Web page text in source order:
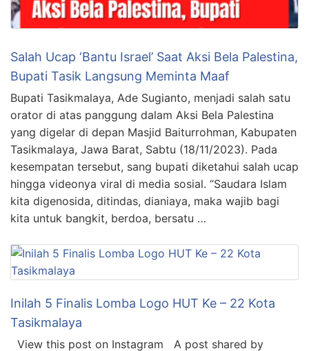
Salah Ucap ‘Bantu Israel’ Saat Aksi Bela Palestina,
Bupati Tasik Langsung Meminta Maaf
Bupati Tasikmalaya, Ade Sugianto, menjadi salah satu
orator di atas panggung dalam Aksi Bela Palestina
yang digelar di depan Masjid Baiturrohman, Kabupaten
Tasikmalaya, Jawa Barat, Sabtu (18/11/2023). Pada
kesempatan tersebut, sang bupati diketahui salah ucap
hingga videonya viral di media sosial. “Saudara Islam
kita digenosida, ditindas, dianiaya, maka wajib bagi
kita untuk bangkit, berdoa, bersatu …
Inilah 5 Finalis Lomba Logo HUT Ke – 22 Kota
Tasikmalaya
View this post on Instagram A post shared by